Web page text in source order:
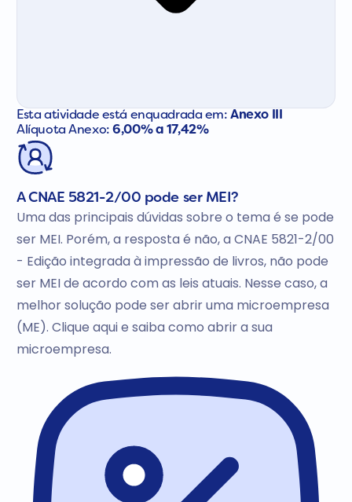
Esta atividade está enquadrada em:Anexo III
Alíquota Anexo:6,00% a 17,42%
A CNAE 5821-2/00 pode ser MEI?
Uma das principais dúvidas sobre o tema é se pode
ser MEI. Porém, a resposta é não, a CNAE 5821-2/00
- Edição integrada à impressão de livros, não pode
ser MEI de acordo com as leis atuais. Nesse caso, a
melhor solução pode ser abrir uma microempresa
(ME). Clique aqui e saiba como abrir a sua
microempresa.